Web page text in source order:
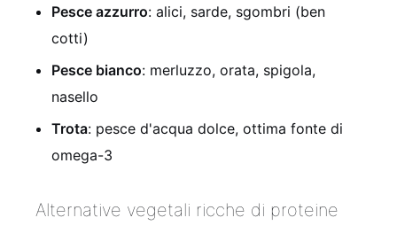
Pesce azzurro: alici, sarde, sgombri (ben
cotti)
Pesce bianco: merluzzo, orata, spigola,
nasello
Trota: pesce d'acqua dolce, ottima fonte di
omega-3
Alternative vegetali ricche di proteine